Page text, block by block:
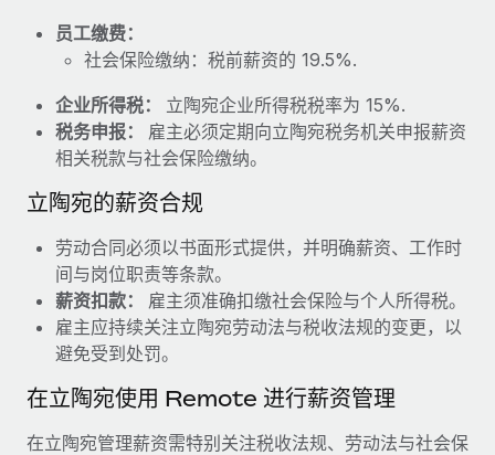
了解更多
员工缴费：
社会保险缴纳：税前薪资的 19.5%.
企业所得税： 立陶宛企业所得税税率为 15%.
税务申报： 雇主必须定期向立陶宛税务机关申报薪资
相关税款与社会保险缴纳。
立陶宛的薪资合规
劳动合同必须以书面形式提供，并明确薪资、工作时
间与岗位职责等条款。
薪资扣款： 雇主须准确扣缴社会保险与个人所得税。
雇主应持续关注立陶宛劳动法与税收法规的变更，以
避免受到处罚。
在立陶宛使用 Remote 进行薪资管理
在立陶宛管理薪资需特别关注税收法规、劳动法与社会保